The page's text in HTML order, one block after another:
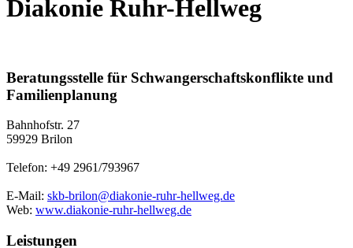
Diakonie Ruhr-Hellweg
Beratungsstelle für Schwangerschaftskonflikte und
Familienplanung
Bahnhofstr. 27
59929 Brilon
Telefon: +49 2961/793967
E-Mail: skb-brilon@diakonie-ruhr-hellweg.de
Web: www.diakonie-ruhr-hellweg.de
Leistungen